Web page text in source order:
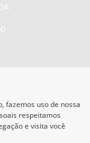
fazemos uso de nossa
respeitamos
e visita você